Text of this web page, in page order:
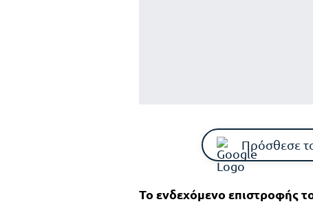
Πρόσθεσε
Το ενδεχόμενο επιστροφής